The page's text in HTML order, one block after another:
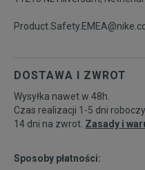
DOSTAWA I ZWROT
Wysyłka nawet w 48h.
Czas realizacji 1-5 dni
14 dni na zwrot. Zasady i
Sposoby płatności: